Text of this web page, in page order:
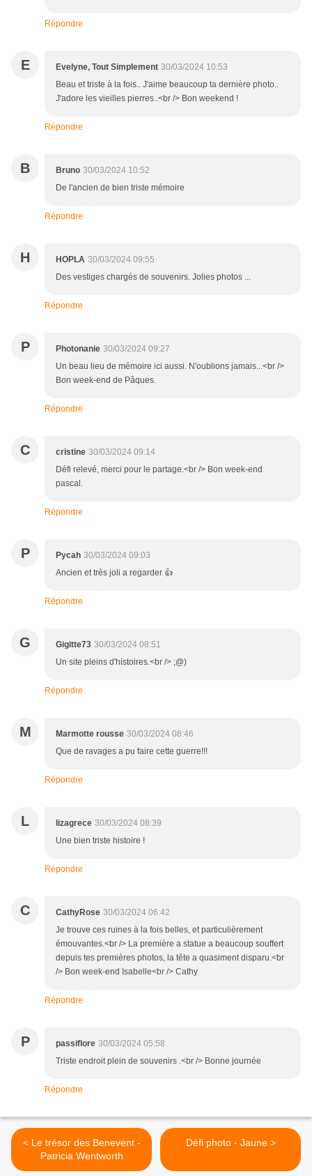
Répondre
E Evelyne, Tout Simplement 30/03/2024 10:53
Beau et triste à la fois.. J'aime beaucoup ta dernière photo..
J'adore les vieilles pierres..<br /> Bon weekend !
Répondre
B Bruno 30/03/2024 10:52
De l'ancien de bien triste mémoire
Répondre
H HOPLA 30/03/2024 09:55
Des vestiges chargés de souvenirs. Jolies photos ...
Répondre
P Photonanie 30/03/2024 09:27
Un beau lieu de mémoire ici aussi. N'oublions jamais...<br />
Bon week-end de Pâques.
Répondre
C cristine 30/03/2024 09:14
Défi relevé, merci pour le partage.<br /> Bon week-end
pascal.
Répondre
P Pycah 30/03/2024 09:03
Ancien et très joli a regarder 👍
Répondre
G Gigitte73 30/03/2024 08:51
Un site pleins d'histoires.<br /> ;@)
Répondre
M Marmotte rousse 30/03/2024 08:46
Que de ravages a pu faire cette guerre!!!
Répondre
L lizagrece 30/03/2024 08:39
Une bien triste histoire !
Répondre
C CathyRose 30/03/2024 06:42
Je trouve ces ruines à la fois belles, et particulièrement
émouvantes.<br /> La première a statue a beaucoup souffert
depuis tes premières photos, la tête a quasiment disparu.<br
/> Bon week-end Isabelle<br /> Cathy
Répondre
P passiflore 30/03/2024 05:58
Triste endroit plein de souvenirs .<br /> Bonne journée
Répondre
< Le trésor des Benevent -
Patricia Wentworth
Défi photo - Jaune >